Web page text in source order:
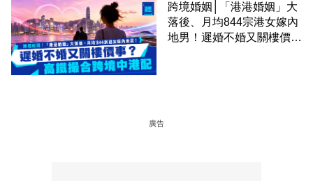
跨境婚姻│「港港婚姻」大
落後、月均844宗港女嫁內
地男！遲婚不婚又關樓價
廣告